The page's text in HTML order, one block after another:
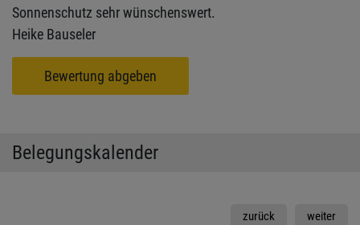
Sonnenschutz sehr wünschenswert.
Heike Bauseler
Bewertung abgeben
Belegungskalender
weiter
zurück